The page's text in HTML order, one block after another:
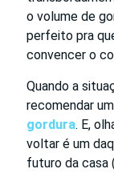
o volume de
perfeito pra
convencer o
Quando a
recomendar
gordura. E,
voltar é um
futuro da casa